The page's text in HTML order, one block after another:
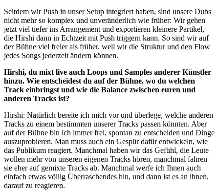
Seitdem wir Push in unser Setup integriert haben, sind unsere Dubs
nicht mehr so komplex und unveränderlich wie früher: Wir gehen
jetzt viel tiefer ins Arrangement und exportieren kleinere Partikel,
die Hirshi dann in Echtzeit mit Push triggern kann. So sind wir auf
der Bühne viel freier als früher, weil wir die Struktur und den Flow
jedes Songs jederzeit ändern können.
Hirshi, du mixt live auch Loops und Samples anderer Künstler
hinzu. Wie entscheidest du auf der Bühne, wo du welchen
Track einbringst und wie die Balance zwischen euren und
anderen Tracks ist?
Hirshi: Natürlich bereite ich mich vor und überlege, welche anderen
Tracks zu einem bestimmten unserer Tracks passen könnten. Aber
auf der Bühne bin ich immer frei, spontan zu entscheiden und Dinge
auszuprobieren. Man muss auch ein Gespür dafür entwickeln, wie
das Publikum reagiert. Manchmal haben wir das Gefühl, die Leute
wollen mehr von unseren eigenen Tracks hören, manchmal fahren
sie eher auf gemixte Tracks ab. Manchmal werfe ich Ihnen auch
einfach etwas völlig Überraschendes hin, und dann ist es an ihnen,
darauf zu reagieren.